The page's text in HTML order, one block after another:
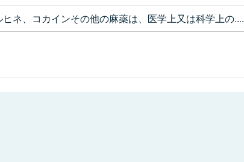
ネ、コカインその他の麻薬は、医学上又は科学上の....